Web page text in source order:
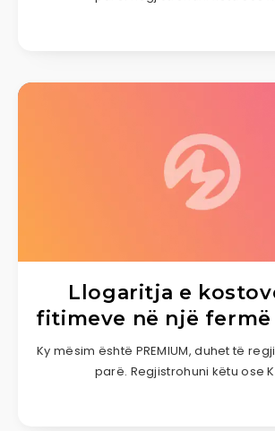
Llogaritja e
fitimeve në një fermë
Ky mësim është PREMIUM, duhet të
parë. Regjistrohuni këtu ose